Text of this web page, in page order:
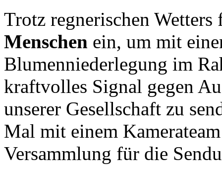
Trotz regnerischen
Menschen ein, um mit
Blumenniederlegung im
kraftvolles Signal gegen
unserer Gesellschaft zu
Mal mit einem
Versammlung für die